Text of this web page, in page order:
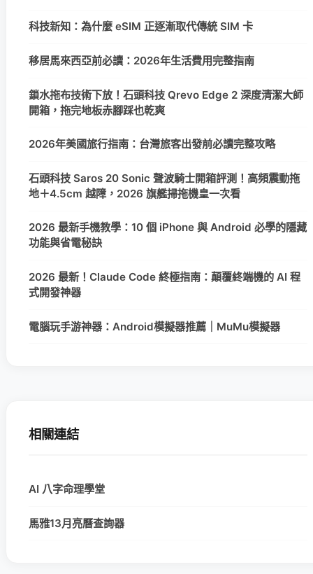
科技新知：為什麼 eSIM 正逐漸取代傳統 SIM 卡
移居馬來西亞前必讀：2026年生活費用完整指南
鎖水拖布技術下放！石頭科技 Qrevo Edge 2 深度清潔大師
開箱，拖完地板赤腳踩也乾爽
2026年美國旅行指南：台灣旅客出發前必讀完整攻略
石頭科技 Saros 20 Sonic 聲波騎士開箱評測！高頻震動拖
地＋4.5cm 越障，2026 旗艦掃拖機皇一次看
2026 最新手機教學：10 個 iPhone 與 Android 必學的隱藏
功能與省電秘訣
2026 最新！Claude Code 終極指南：顛覆終端機的 AI 程
式開發神器
電腦玩手游神器：Android模擬器推薦｜MuMu模擬器
相關連結
AI 八字命理學堂
馬雅13月亮曆查詢器